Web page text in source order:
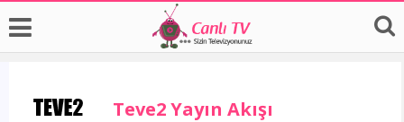
Teve2 Yayın Akışı